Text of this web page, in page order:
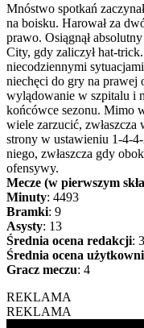
Mnóstwo spotkań
na boisku. Harował za
prawo. Osiągnął
City, gdy zaliczył hat-
niecodziennymi
niechęci do gry na
wylądowanie w szpitalu i
końcówce sezonu. Mimo
wiele zarzucić,
strony w ustawieniu 1-4-
niego, zwłaszcza gdy
ofensywy.
Mecze (w pierwszym
Minuty: 4493
Bramki: 9
Asysty: 13
Średnia ocena redakcji:
Średnia ocena
Gracz meczu: 4
REKLAMA
REKLAMA